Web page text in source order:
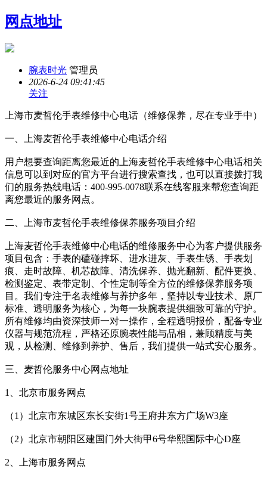
网点地址
腕表时光 管理员
2026-6-24 09:41:45
关注
上海市麦哲伦手表维修中心电话（维修保养，尽在专业手中）
一、上海麦哲伦手表维修中心电话介绍
用户想要查询距离您最近的上海麦哲伦手表维修中心电话相关
信息可以到对应的官方平台进行搜索查找，也可以直接拨打我
们的服务热线电话：400-995-0078联系在线客服来帮您查询距
离您最近的服务网点。
二、上海市麦哲伦手表维修保养服务项目介绍
上海麦哲伦手表维修中心电话的维修服务中心为客户提供服务
项目包含：手表的磕碰摔坏、进水进灰、手表生锈、手表划
痕、走时故障、机芯故障、清洗保养、抛光翻新、配件更换、
检测鉴定、表带定制、个性定制等全方位的维修保养服务项
目。我们专注于名表维修与养护多年，坚持以专业技术、原厂
标准、透明服务为核心，为每一块腕表提供细致可靠的守护。
所有维修均由资深技师一对一操作，全程透明报价，配备专业
仪器与规范流程，严格还原腕表性能与品相，兼顾精度与美
观，从检测、维修到养护、售后，我们提供一站式安心服务。
三、麦哲伦服务中心网点地址
1、北京市服务网点
（1）北京市东城区东长安街1号王府井东方广场W3座
（2）北京市朝阳区建国门外大街甲6号华熙国际中心D座
2、上海市服务网点